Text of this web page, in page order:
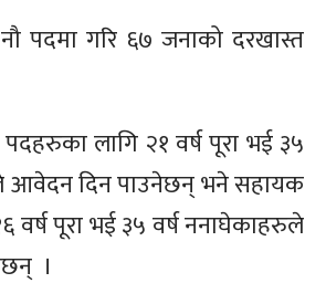
नौ पदमा गरि ६७ जनाको दरखास्त
लागि २१ वर्ष पूरा भई ३५
आवेदन दिन पाउनेछन् भने सहायक
वर्ष पूरा भई ३५ वर्ष ननाघेकाहरुले
।